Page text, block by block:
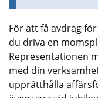
För att få avdrag
du driva en
Representationen
med din
upprätthålla